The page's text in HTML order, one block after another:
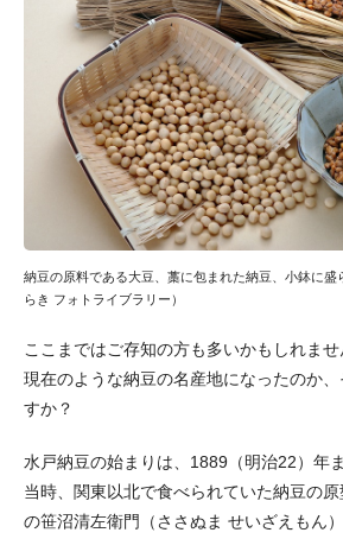
納豆の原料である大豆、藁に包まれた納豆、小鉢に盛
らき フォトライブラリー）
ここまではご存知の方も多いかもしれま
現在のような納豆の名産地になったのか
すか？
水戸納豆の始まりは、1889（明治22）年
当時、関東以北で食べられていた納豆の
の笹沼清左衛門（ささぬま せいざえもん